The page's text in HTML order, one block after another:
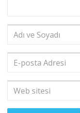
Adı
Soyadı*
posta
Adresi*
Web